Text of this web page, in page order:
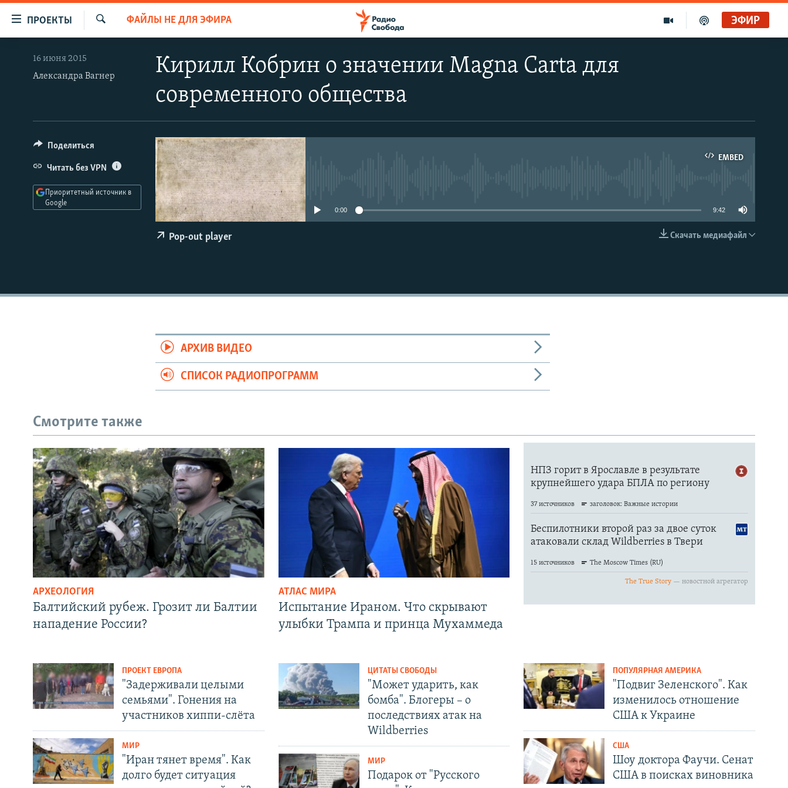
доступа
Вернутся
навигации
ПРОЕКТЫ
ПРОГРАММЫ
ПОДКАСТЫ
МНЕНИЯ
КАВКАЗ.РЕАЛИИ
ФАЙЛЫ НЕ ДЛЯ ЭФИРА ЭФИР
Кирилл Кобрин о значении Magna Carta для
современного общества
16 июня 2015
Александра Вагнер
EMBED
EMBED
0:00 9:42
Скачать медиафайл
Pop-out player
Поделиться
Читать без VPN
Приоритетный источник в
Google
АРХИВ ВИДЕО
СПИСОК РАДИОПРОГРАММ
Смотрите также
АРХЕОЛОГИЯ
Балтийский рубеж. Грозит ли Балтии
нападение России?
АТЛАС МИРА
Испытание Ираном. Что скрывают
улыбки Трампа и принца Мухаммеда
ПРОЕКТ ЕВРОПА
"Задерживали целыми
семьями". Гонения на
участников хиппи-слёта
МИР
"Иран тянет время". Как
долго будет ситуация
ЦИТАТЫ СВОБОДЫ
"Может ударить, как
бомба". Блогеры – о
последствиях атак на
Wildberries
МИР
Подарок от "Русского
ПОПУЛЯРНАЯ АМЕРИКА
"Подвиг Зеленского". Как
изменилось отношение
США к Украине
США
Шоу доктора Фаучи. Сенат
США в поисках виновника